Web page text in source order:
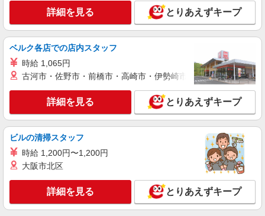
詳細を見る とりあえずキープ
ベルク各店での店内スタッフ
時給 1,065円
古河市・佐野市・前橋市・高崎市・伊勢崎市・太田市・館林市
詳細を見る とりあえずキープ
ビルの清掃スタッフ
時給 1,200円〜1,200円
大阪市北区
詳細を見る とりあえずキープ